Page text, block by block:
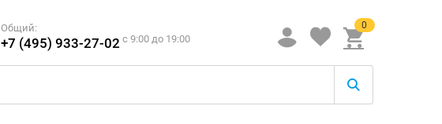
Общий:
+7 (495) 933-27-02 c 9:00 до 19:00
0